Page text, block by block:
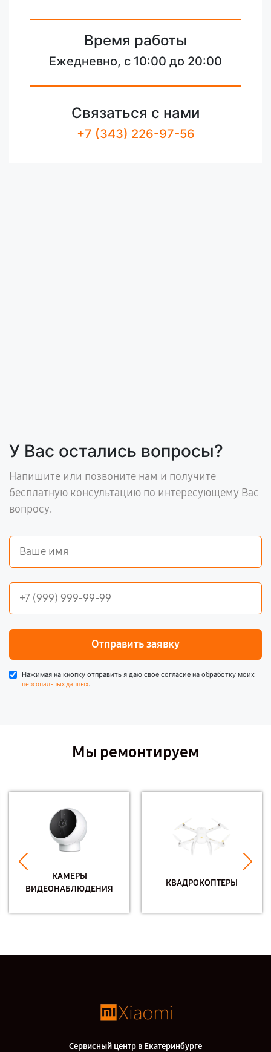
Время работы
Ежедневно, с 10:00 до 20:00
Связаться с нами
+7 (343) 226-97-56
У Вас остались вопросы?
Напишите или позвоните нам и получите
бесплатную консультацию по интересующему Вас
вопросу.
Отправить заявку
Нажимая на кнопку отправить я даю свое согласие на обработку моих
персональных данных.
Мы ремонтируем
КАМЕРЫ
ВИДЕОНАБЛЮДЕНИЯ
КВАДРОКОПТЕРЫ
Сервисный центр в Екатеринбурге